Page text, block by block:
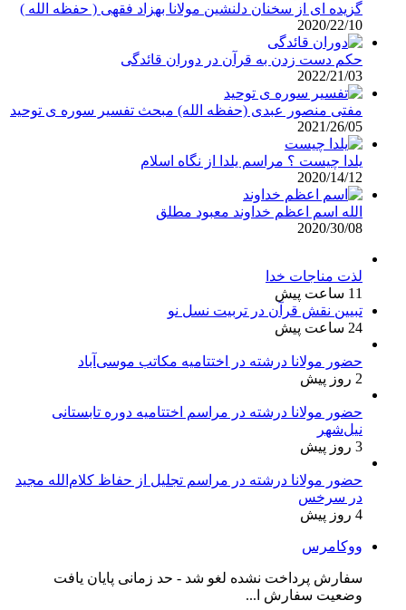
گزیده ای از سخنان دلنشین مولانا بهزاد فقهی ( حفظه الله )
2020/22/10
حکم دست زدن به قرآن در دوران قائدگی
2022/21/03
مفتی منصور عبدی (حفظه الله) مبحث تفسیر سوره ی توحید
2021/26/05
یلدا چیست ؟ مراسم یلدا از نگاه اسلام
2020/14/12
الله اسم اعظم خداوند معبود مطلق
2020/30/08
لذت مناجات خدا
11 ساعت پیش
تبیین نقش قرآن در تربیت نسل نو
24 ساعت پیش
حضور مولانا درشته در اختتامیه مکاتب موسی‌آباد
2 روز پیش
حضور مولانا درشته در مراسم اختتامیه دوره تابستانی
نیل‌شهر
3 روز پیش
حضور مولانا درشته در مراسم تجلیل از حفاظ کلام‌الله مجید
در سرخس
4 روز پیش
ووکامرس
سفارش پرداخت نشده لغو شد - حد زمانی پایان یافت
وضعیت سفارش ا...